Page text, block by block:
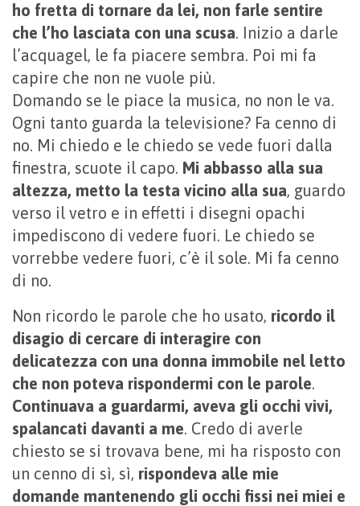
ho fretta di tornare da lei, non farle sentire
che l’ho lasciata con una scusa. Inizio a darle
l’acquagel, le fa piacere sembra. Poi mi fa
capire che non ne vuole più.
Domando se le piace la musica, no non le va.
Ogni tanto guarda la televisione? Fa cenno di
no. Mi chiedo e le chiedo se vede fuori dalla
finestra, scuote il capo. Mi abbasso alla sua
altezza, metto la testa vicino alla sua, guardo
verso il vetro e in effetti i disegni opachi
impediscono di vedere fuori. Le chiedo se
vorrebbe vedere fuori, c’è il sole. Mi fa cenno
di no.
Non ricordo le parole che ho usato, ricordo il
disagio di cercare di interagire con
delicatezza con una donna immobile nel letto
che non poteva rispondermi con le parole.
Continuava a guardarmi, aveva gli occhi vivi,
spalancati davanti a me. Credo di averle
chiesto se si trovava bene, mi ha risposto con
un cenno di sì, sì, rispondeva alle mie
domande mantenendo gli occhi fissi nei miei e